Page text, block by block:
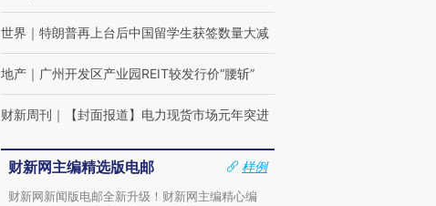
世界 ｜ 特朗普再上台后中国留学生获签数量大减
地产 ｜ 广州开发区产业园REIT较发行价“腰斩”
财新周刊 ｜ 【封面报道】电力现货市场元年突进
财新网主编精选版电邮
样例
财新网新闻版电邮全新升级！财新网主编精心编